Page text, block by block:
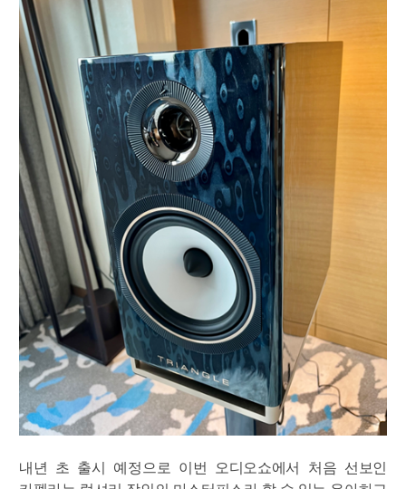
내년 초 출시 예정으로 이번 오디오쇼에서 처음 선보인